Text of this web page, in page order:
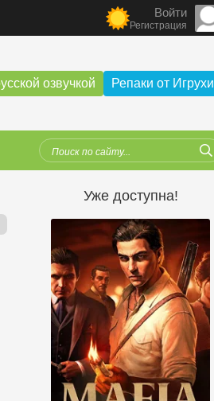
Войти
Регистрация
озвучкой Репаки от Игрухи
Уже доступна!